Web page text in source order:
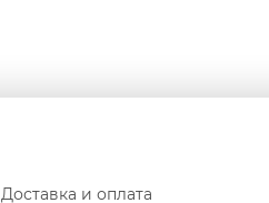
Доставка и оплата